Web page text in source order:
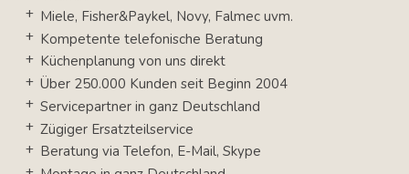
Miele, Fisher&Paykel, Novy, Falmec uvm.
Kompetente telefonische Beratung
Küchenplanung von uns direkt
Über 250.000 Kunden seit Beginn 2004
Servicepartner in ganz Deutschland
Zügiger Ersatzteilservice
Beratung via Telefon, E-Mail, Skype